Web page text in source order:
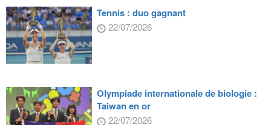
Tennis : duo gagnant
22/07/2026
Olympiade internationale de biologie :
Taiwan en or
22/07/2026